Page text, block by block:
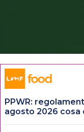
PPWR:
agosto 2026 cosa